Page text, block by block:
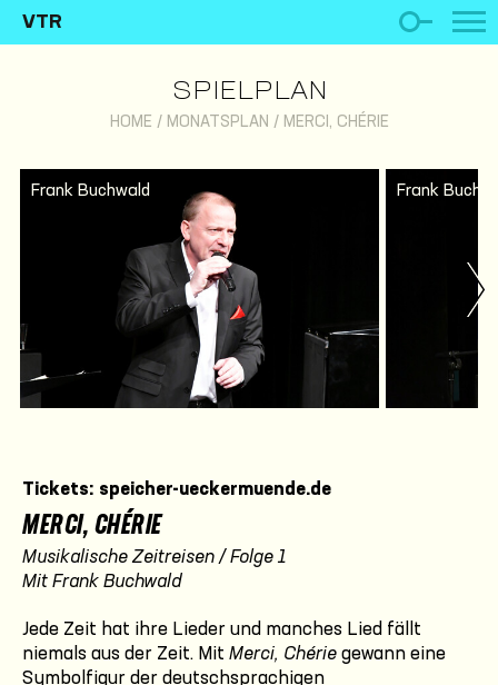
VTR
SPIELPLAN
HOME / MONATSPLAN / MERCI, CHÉRIE
Frank Buchwald Frank
Tickets: speicher-ueckermuende.de
MERCI, CHÉRIE
Musikalische Zeitreisen / Folge 1
Mit Frank Buchwald
Jede Zeit hat ihre Lieder und manches Lied fällt
niemals aus der Zeit. Mit Merci, Chérie gewann eine
Symbolfigur der deutschsprachigen